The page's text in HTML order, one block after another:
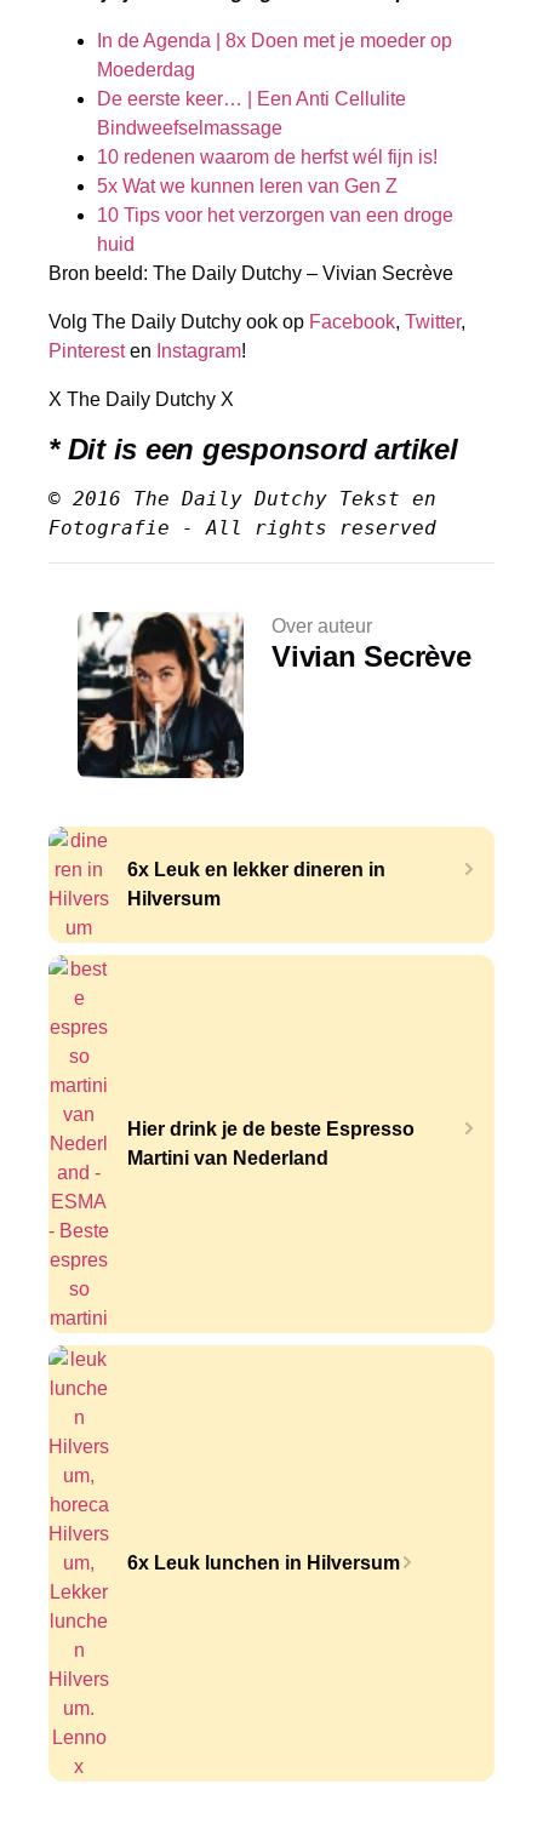
In de Agenda | 8x Doen met je moeder op
Moederdag
De eerste keer… | Een Anti Cellulite
Bindweefselmassage
10 redenen waarom de herfst wél fijn is!
5x Wat we kunnen leren van Gen Z
10 Tips voor het verzorgen van een droge
huid
Bron beeld: The Daily Dutchy – Vivian Secrève
Volg The Daily Dutchy ook op Facebook, Twitter,
Pinteresten Instagram!
X The Daily Dutchy X
* Dit is een gesponsord artikel
© 2016 The Daily Dutchy Tekst en
Fotografie - All rights reserved
Over auteur
Vivian Secrève
6x Leuk en lekker dineren in
Hilversum
Hier drink je de beste Espresso
Martini van Nederland
6x Leuk lunchen in Hilversum